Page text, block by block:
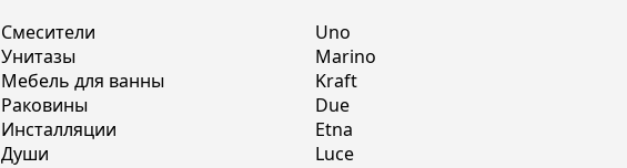
Смесители
Унитазы
Мебель для ванны
Раковины
Инсталляции
Души
Uno
Marino
Kraft
Due
Etna
Luce